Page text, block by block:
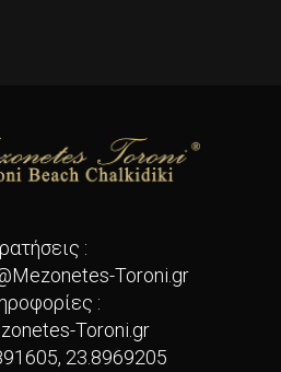
:
Toroni.gr
:
Toroni.gr
23.8969205